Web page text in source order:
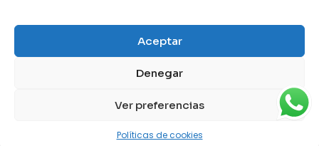
Aceptar
Denegar
Ver preferencias
Políticas de cookies
Tienda de muebles en Cártama
Nuestras tiendas físicas
Política de privacidad
Políticas de cookies